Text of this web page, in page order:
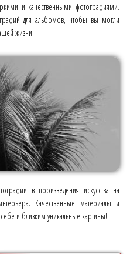
и качественными фотографиями.
для альбомов, чтобы вы могли
жизни.
в произведения искусства на
Качественные материалы и
и близким уникальные картины!